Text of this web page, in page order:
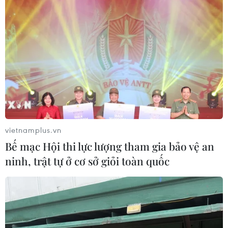
vietnamplus.vn
Bế mạc Hội thi lực lượng tham gia bảo vệ an
ninh, trật tự ở cơ sở giỏi toàn quốc